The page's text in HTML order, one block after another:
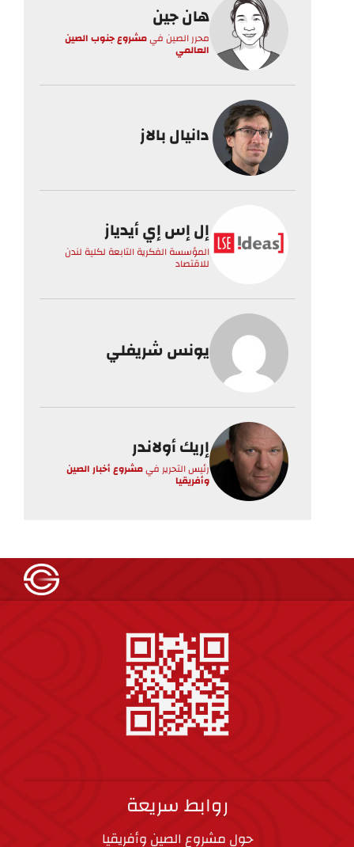
هان جين
محرر الصينفيمشروع جنوب الصين
العالمي
دانيال بالاز
إل إس إي أيدياز
المؤسسة الفكرية التابعة لكلية لندن
للاقتصاد
يونس شريفلي
إريك أولاندر
رئيس التحرير فيمشروع أخبار الصين
وأفريقيا
روابط سريعة
حول مشروع الصين وأفريقيا